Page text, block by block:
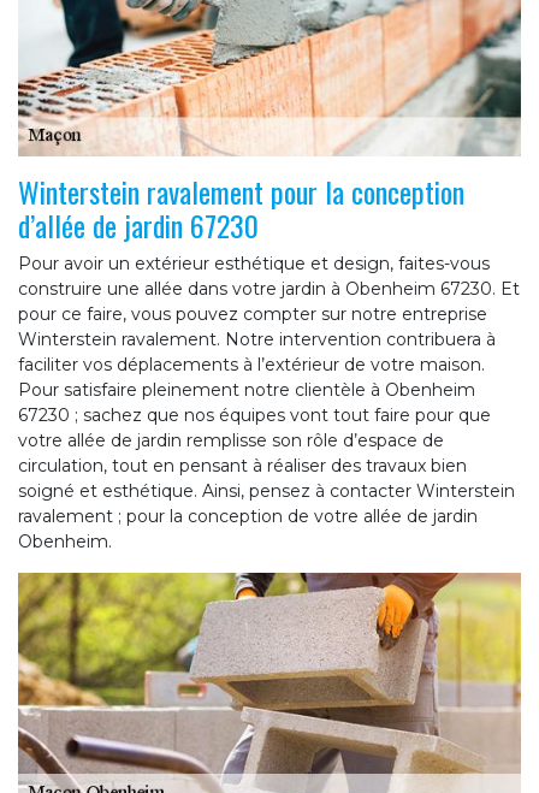
Winterstein ravalement pour la conception
d’allée de jardin 67230
Pour avoir un extérieur esthétique et design, faites-vous
construire une allée dans votre jardin à Obenheim 67230. Et
pour ce faire, vous pouvez compter sur notre entreprise
Winterstein ravalement. Notre intervention contribuera à
faciliter vos déplacements à l’extérieur de votre maison.
Pour satisfaire pleinement notre clientèle à Obenheim
67230 ; sachez que nos équipes vont tout faire pour que
votre allée de jardin remplisse son rôle d’espace de
circulation, tout en pensant à réaliser des travaux bien
soigné et esthétique. Ainsi, pensez à contacter Winterstein
ravalement ; pour la conception de votre allée de jardin
Obenheim.